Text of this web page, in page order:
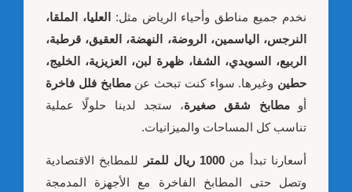
نخدم جميع مناطق وأحياء الرياض مثل:
العليا، الملقا،
النرجس، الياسمين، الروضة، النهضة، العقيق، قرطبة،
الربيع، السويدي، الشفا، ظهرة لبن، العزيزية، الخليج،
حطين وغيرها. سواء كنت تبحث عنمطابخ فلل فاخرة
أومطابخ شقق صغيرة، ستجد لدينا حلولًا عملية
تناسب كل المساحات والميزانيات.
أسعارنا تبدأ من 1000 ريال للمتر
للمطابخ الاقتصادية
وتصل حتى المطابخ الفاخرة مع الأجهزة المدمجة